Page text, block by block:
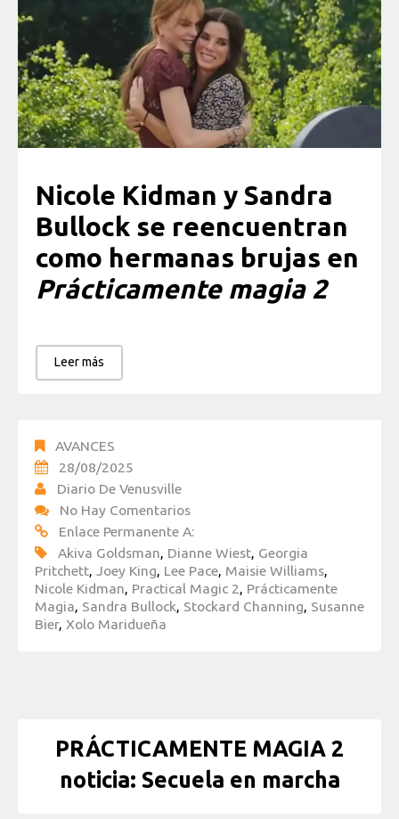
Nicole Kidman y Sandra
Bullock se reencuentran
como hermanas brujas en
Prácticamente magia 2
Leer más
AVANCES
28/08/2025
Diario De Venusville
No Hay Comentarios
Enlace Permanente A:
Akiva Goldsman, Dianne Wiest, Georgia
Pritchett, Joey King, Lee Pace, Maisie Williams,
Nicole Kidman, Practical Magic 2, Prácticamente
Magia, Sandra Bullock, Stockard Channing, Susanne
Bier, Xolo Maridueña
PRÁCTICAMENTE MAGIA 2
noticia: Secuela en marcha